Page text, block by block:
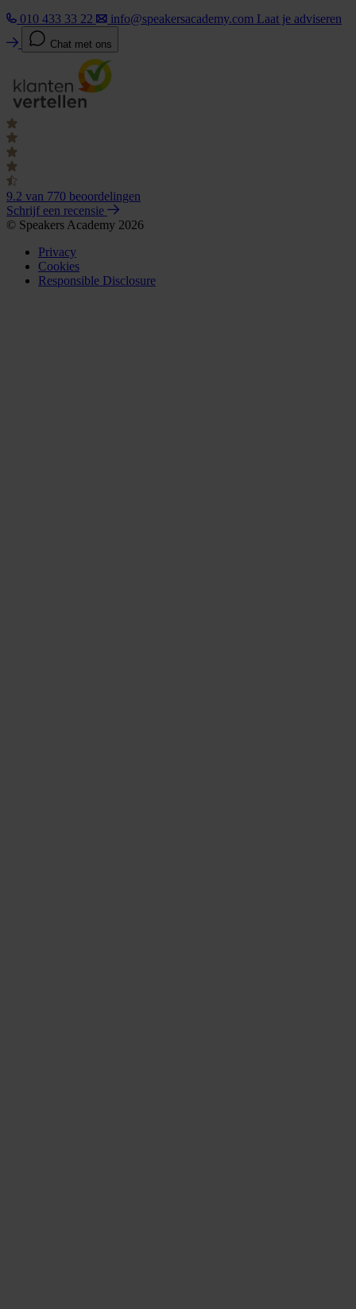
010 433 33 22
info@speakersacademy.com Laat je adviseren
Chat met ons
9.2 van 770 beoordelingen
Schrijf een recensie
© Speakers Academy 2026
Privacy
Cookies
Responsible Disclosure